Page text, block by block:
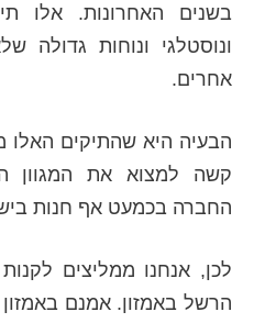
בשנים האחרונות. אלו
ונוסטלגי ונוחות גדולה
אחרים.
הבעיה היא שהתיקים האלו
קשה למצוא את המגוון
החברה בכמעט אף חנות
לכן, אנחנו ממליצים
הרשל באמזון. אמנם